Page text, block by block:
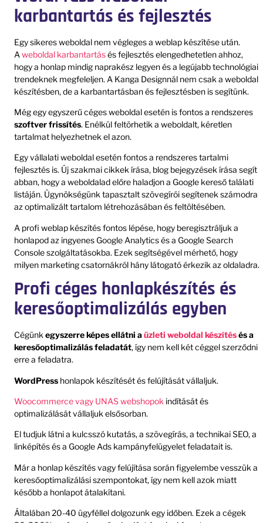
karbantartás és fejlesztés
Egy sikeres weboldal nem végleges a weblap készítése után.
Aweboldal karbantartásés fejlesztés elengedhetetlen ahhoz,
hogy a honlap mindig naprakész legyen és a legújabb technológiai
trendeknek megfeleljen. A Kanga Designnál nem csak a weboldal
készítésben, de a karbantartásban és fejlesztésben is segítünk.
Még egy egyszerű céges weboldal esetén is fontos a rendszeres
szoftver frissítés. Enélkül feltörhetik a weboldalt, kéretlen
tartalmat helyezhetnek el azon.
Egy vállalati weboldal esetén fontos a rendszeres tartalmi
fejlesztés is. Új szakmai cikkek írása, blog bejegyzések írása segít
abban, hogy a weboldalad előre haladjon a Google kereső találati
listáján. Ügynökségünk tapasztalt szövegírói segítenek számodra
az optimalizált tartalom létrehozásában és feltöltésében.
A profi weblap készítés fontos lépése, hogy beregisztráljuk a
honlapod az ingyenes Google Analytics és a Google Search
Console szolgáltatásokba. Ezek segítségével mérhető, hogy
milyen marketing csatornákról hány látogató érkezik az oldaladra.
Profi céges honlapkészítés és
keresőoptimalizálás egyben
Cégünk egyszerre képes ellátni aüzleti weboldal készítésés a
keresőoptimalizálás feladatát, így nem kell két céggel szerződni
erre a feladatra.
WordPress honlapok készítését és felújítását vállaljuk.
Woocommerce vagy UNAS webshopok indítását és
optimalizálását vállaljuk elsősorban.
El tudjuk látni a kulcsszó kutatás, a szövegírás, a technikai SEO, a
linképítés és a Google Ads kampányfelügyelet feladatait is.
Már a honlap készítés vagy felújítása során figyelembe vesszük a
keresőoptimalizálási szempontokat, így nem kell azok miatt
később a honlapot átalakítani.
Általában 20-40 ügyféllel dolgozunk egy időben. Ezek a cégek